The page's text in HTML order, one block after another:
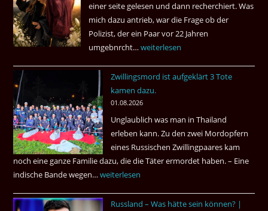
einer seite gelesen und dann recherchiert. Was
mich dazu antrieb, war die Frage ob der
Polizist, der ein Paar vor 22 Jahren
umgebnrcht…Nach
Jahren,
ist
der
Mörder
wieder
frei
?
weiterlesen
Zwillingsmord ist aufgeklärt 3 Tote
kamen dazu.
01.08.2026
Unglaublich was man in Thailand
erleben kann. Zu den zwei Mordopfern
eines Russischen Zwillingpaares kam
noch eine ganze Familie dazu, die die Täter ermordet haben. – Eine
indische Bande wegen…Zwillingsmord
aufgeklärt
weiterlesen
Russland – Was hätte sein können? |